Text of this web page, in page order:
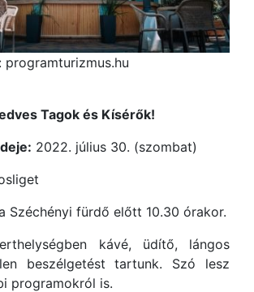
programturizmus.hu
Tagok és Kísérők!
2022. július 30. (szombat)
Széchényi fürdő előtt 10.30 órakor.
kávé, üdítő, lángos
beszélgetést tartunk. Szó lesz
programokról is.